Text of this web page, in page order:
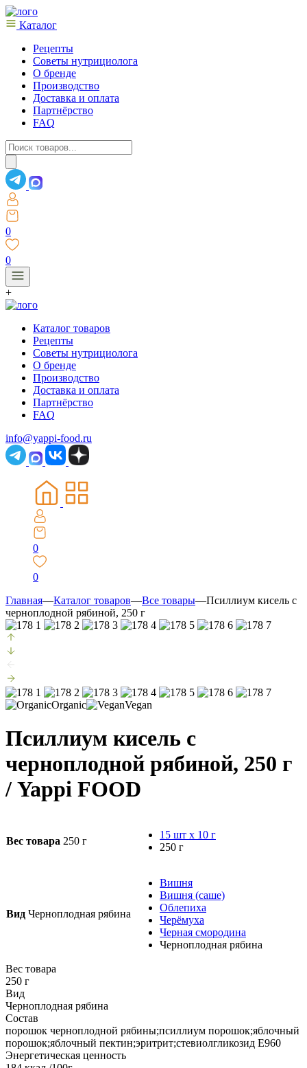
Каталог
Рецепты
Советы нутрициолога
О бренде
Производство
Доставка и оплата
Партнёрство
FAQ
Поиск
товаров
0
0
+
Каталог товаров
Рецепты
Советы нутрициолога
О бренде
Производство
Доставка и оплата
Партнёрство
FAQ
info@yappi-food.ru
0
0
Главная—Каталог товаров—Все товары—Псиллиум кисель с
черноплодной рябиной, 250 г
Organic Vegan
Псиллиум кисель с
черноплодной рябиной, 250 г
/ Yappi FOOD
Вес товара 250 г
15 шт х 10 г
250 г
Вид Черноплодная рябина
Вишня
Вишня (саше)
Облепиха
Черёмуха
Черная смородина
Черноплодная рябина
Вес товара
250 г
Вид
Черноплодная рябина
Состав
порошок черноплодной рябины;псиллиум порошок;яблочный
порошок;яблочный пектин;эритрит;стевиолгликозид Е960
Энергетическая ценность